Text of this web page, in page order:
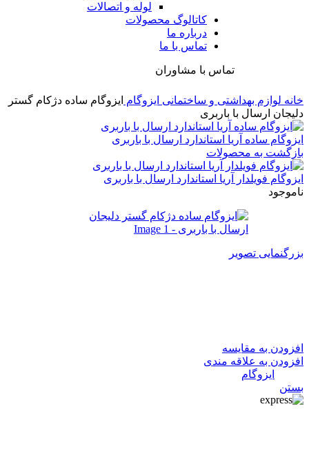
لوله و اتصالات
کاتالوگ محصولات
درباره ما
تماس با ما
تماس با مشاوران
خانه لوازم بهداشتی و ساختمانی ایزوگام ایزوگام ساده دژکام گستر
دلیجان ارسال با باربری
ایزوگام ساده آریا استاندارد ارسال با باربری
بازگشت به محصولات
ایزوگام فویلدار آریا استاندارد ارسال با باربری
ناموجود
بزرگنمایی تصویر
افزودن به مقایسه
افزودن به علاقه مندی
ایزوگام
بستن